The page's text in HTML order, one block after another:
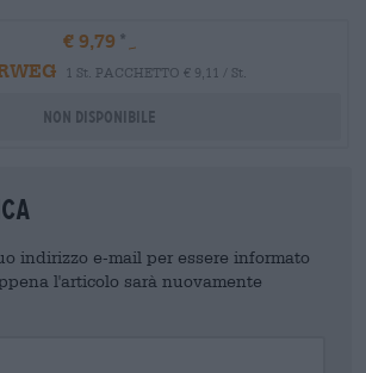
€ 9,79
1 St. PACCHETTO € 9,11 / St.
Non disponibile
indirizzo e-mail per essere informato
l'articolo sarà nuovamente